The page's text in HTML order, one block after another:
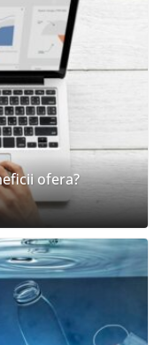
ofera?